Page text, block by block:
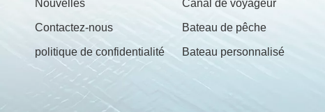
Nouvelles
Contactez-nous
politique de confidentialité
Canal de voyageur
Bateau de pêche
Bateau personnalisé